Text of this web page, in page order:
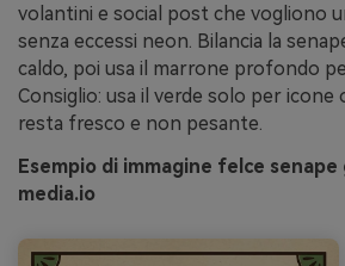
volantini e social post che vogliono
senza eccessi neon. Bilancia la
caldo, poi usa il marrone profondo
Consiglio: usa il verde solo per icone
resta fresco e non pesante.
Esempio di immagine felce
media.io